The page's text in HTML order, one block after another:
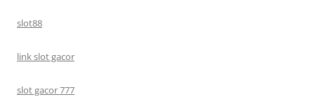
slot88
link slot gacor
slot gacor 777